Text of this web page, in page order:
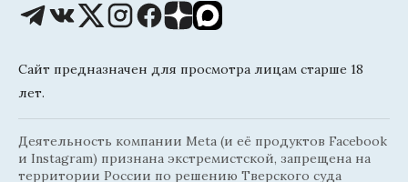
Сайт предназначен для просмотра лицам старше 18
лет.
Деятельность компании Meta (и её продуктов Facebook
и Instagram) признана экстремистской, запрещена на
территории России по решению Тверского суда